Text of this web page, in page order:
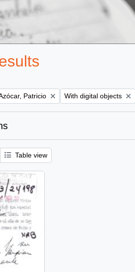
filter: Patricio Remove filter:
With digital objects
Table view